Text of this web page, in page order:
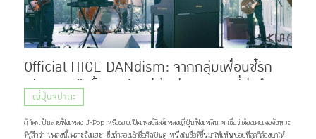
Official HIGE DANdism: จากกลุ่มเพื่อนซี้รัก
เสียงเพลงในรั้วมหาลัย สู่เจ้าพ่อเพลงฮิตที่มุ่งทำตาม
ฝันจนสำเร็จ
ญี่ปุ่นจิปาถะ
ถ้าใครเป็นสายฟังเพลง J-Pop หรือชอบเปิดเพลย์ลิสต์เพลงญี่ปุ่นฟังเพลิน ๆ เชื่อว่าต้องเคยเจอจังหวะ
ที่รู้สึกว่า ‘เพลงนี้เพราะจังแฮะ’ ซึ่งถ้าลองเช็กชื่อศิลปินดู หนึ่งในชื่อที่ขึ้นมาให้เห็นบ่อยที่สุดก็ต้องยกให้